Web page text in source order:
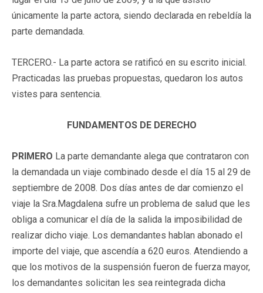
únicamente la parte actora, siendo declarada en rebeldía la
parte demandada.
TERCERO.- La parte actora se ratificó en su escrito inicial.
Practicadas las pruebas propuestas, quedaron los autos
vistes para sentencia.
FUNDAMENTOS DE DERECHO
PRIMERO La parte demandante alega que contrataron con
la demandada un viaje combinado desde el día 15 al 29 de
septiembre de 2008. Dos días antes de dar comienzo el
viaje la Sra.Magdalena sufre un problema de salud que les
obliga a comunicar el día de la salida la imposibilidad de
realizar dicho viaje. Los demandantes hablan abonado el
importe del viaje, que ascendía a 620 euros. Atendiendo a
que los motivos de la suspensión fueron de fuerza mayor,
los demandantes solicitan les sea reintegrada dicha